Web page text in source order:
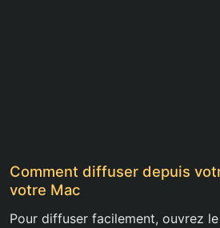
Comment diffuser depuis
votre Mac
Pour diffuser facilement, ouvrez